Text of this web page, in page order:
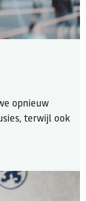
opnieuw
terwijl ook